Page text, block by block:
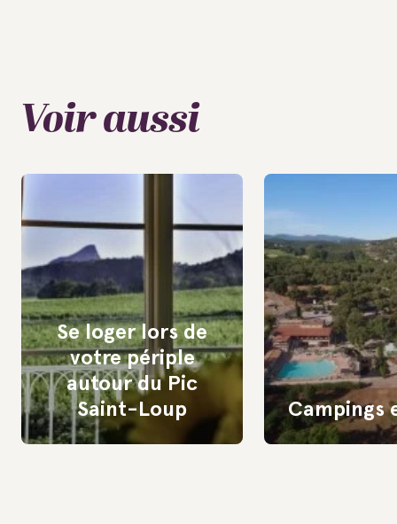
Voir aussi
Se loger lors de
votre périple
autour du Pic
Saint-Loup
Campings